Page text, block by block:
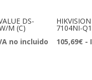
DS-
M (C)
no incluido
7104NI-
105,69€ -